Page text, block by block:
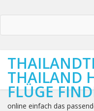
THAILAND
FLÜGE
online einfach das